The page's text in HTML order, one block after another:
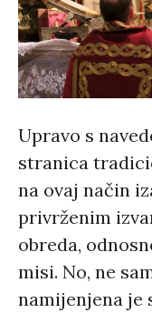
Upravo s
stranica
na ovaj način
privrženim
obreda,
misi. No, ne
namijenjena je